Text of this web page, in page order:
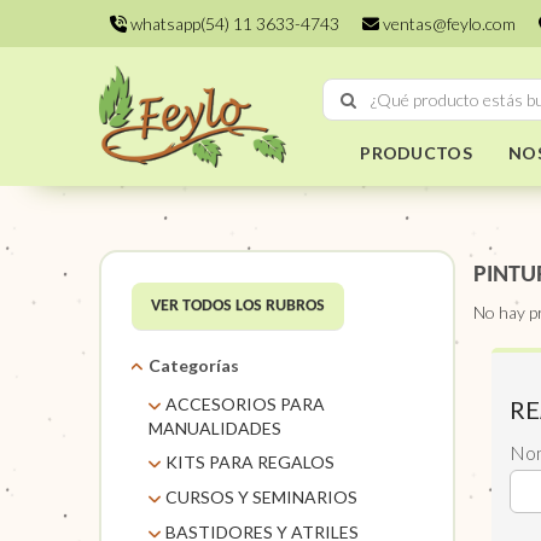
whatsapp(54) 11 3633-4743 ventas@feylo.com
PRODUCTOS
VER TODOS LOS RUBROS
Categorías
ACCESORIOS PARA
MANUALIDADES
AROS DE MIMBRE
CARACOLES. FLORES Y
KITS PARA REGALOS
KITS
CURSOS Y SEMINARIOS
TALLERES
BASTIDORES Y ATRILES
No hay